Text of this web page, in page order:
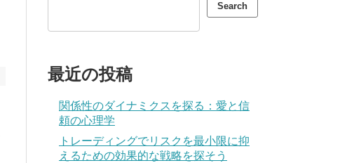
Search
最近の投稿
関係性のダイナミクスを探る：愛と信
頼の心理学
トレーディングでリスクを最小限に抑
えるための効果的な戦略を探そう